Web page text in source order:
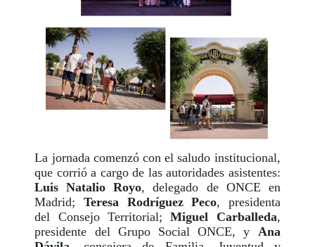
La jornada comenzó con el saludo institucional,
que corrió a cargo de las autoridades asistentes:
Luis Natalio Royo, delegado de ONCE en
Madrid; Teresa Rodríguez Peco, presidenta
del Consejo Territorial;Miguel Carballeda,
presidente del Grupo Social ONCE, y Ana